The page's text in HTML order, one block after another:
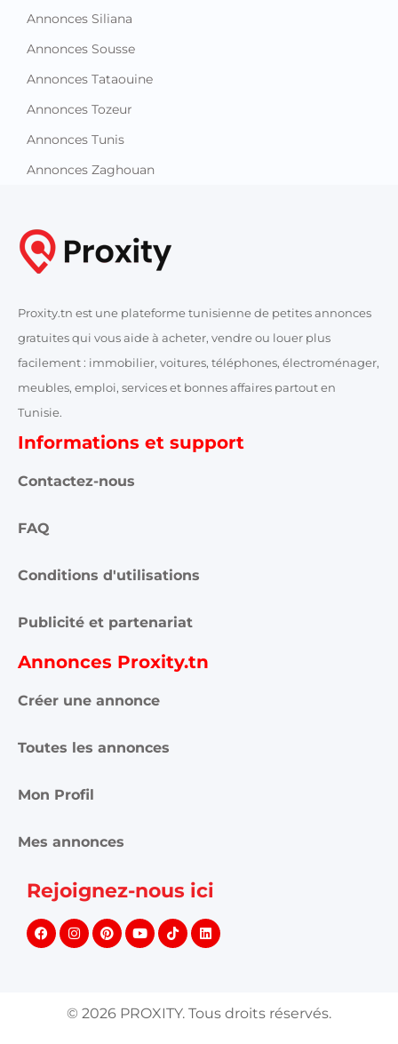
Annonces Siliana
Annonces Sousse
Annonces Tataouine
Annonces Tozeur
Annonces Tunis
Annonces Zaghouan
Proxity.tn est une plateforme tunisienne de petites annonces
gratuites qui vous aide à acheter, vendre ou louer plus
facilement : immobilier, voitures, téléphones, électroménager,
meubles, emploi, services et bonnes affaires partout en
Tunisie.
Informations et support
Contactez-nous
FAQ
Conditions d'utilisations
Publicité et partenariat
Annonces Proxity.tn
Créer une annonce
Toutes les annonces
Mon Profil
Mes annonces
Rejoignez-nous ici
© 2026 PROXITY. Tous droits réservés.